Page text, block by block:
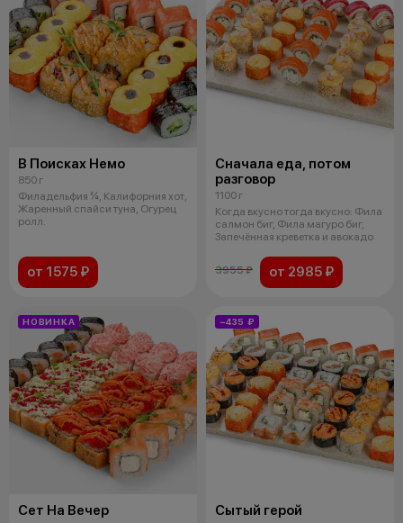
В Поисках Немо
850 г
Филадельфия ¾, Калифорния хот,
Жаренный спайси туна, Огурец
ролл.
от 1575 ₽
Сначала еда, потом
разговор
1100 г
Когда вкусно тогда вкусно: Фила
салмон биг, Фила магуро биг,
Запечённая креветка и авокадо
3955 ₽ от 2985 ₽
НОВИНКА
Сет На Вечер
−435 ₽
Сытый герой